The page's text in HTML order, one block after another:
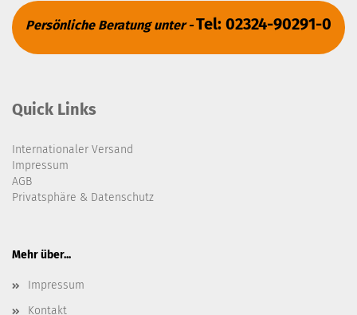
Persönliche Beratung unter -Tel: 02324-90291-0
Quick Links
Internationaler Versand
Impressum
AGB
Privatsphäre & Datenschutz
Mehr über...
Impressum
Kontakt